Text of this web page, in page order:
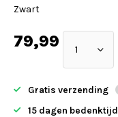
Zwart
79,99
Gratis verzending
15 dagen bedenktijd